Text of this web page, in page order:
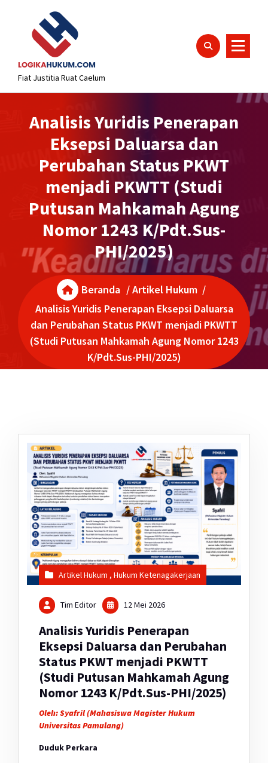
Fiat Justitia Ruat Caelum
Analisis Yuridis Penerapan
Eksepsi Daluarsa dan
Perubahan Status PKWT
menjadi PKWTT (Studi
Putusan Mahkamah Agung
Nomor 1243 K/Pdt.Sus-
PHI/2025)
Beranda /Artikel Hukum/
Analisis Yuridis Penerapan Eksepsi Daluarsa
dan Perubahan Status PKWT menjadi PKWTT
(Studi Putusan Mahkamah Agung Nomor 1243
K/Pdt.Sus-PHI/2025)
Artikel Hukum , Hukum Ketenagakerjaan
Tim Editor 12 Mei 2026
Analisis Yuridis Penerapan
Eksepsi Daluarsa dan Perubahan
Status PKWT menjadi PKWTT
(Studi Putusan Mahkamah Agung
Nomor 1243 K/Pdt.Sus-PHI/2025)
Oleh: Syafril (Mahasiswa Magister Hukum
Universitas Pamulang)
Duduk Perkara